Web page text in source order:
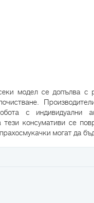
модел се допълва с
с индивидуални
консумативи се
могат да